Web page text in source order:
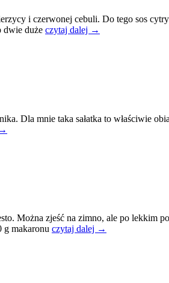
i czerwonej cebuli. Do tego sos
dwie duże czytaj dalej →
Dla mnie taka sałatka to właściwie
Można zjeść na zimno, ale po lekkim
g makaronu czytaj dalej →